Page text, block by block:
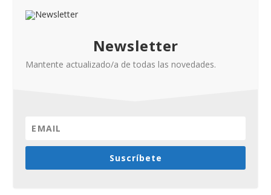
Newsletter
Mantente actualizado/a de todas las novedades.
Suscríbete